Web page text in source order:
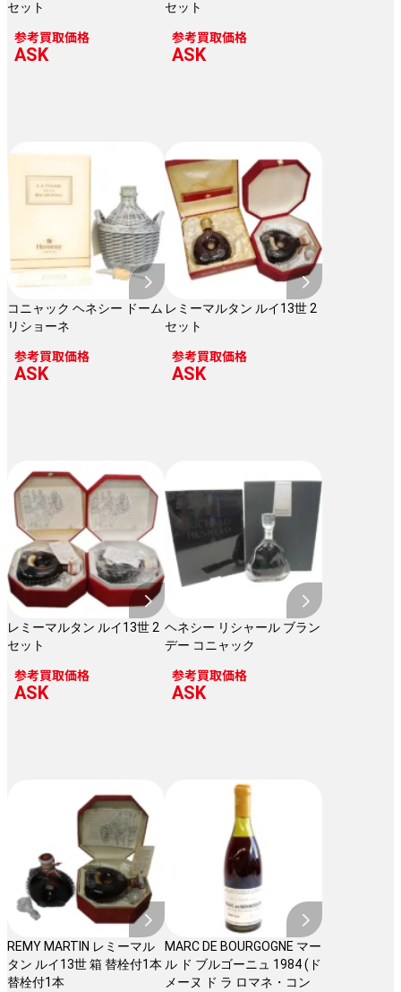
セット
参考買取価格
ASK
セット
参考買取価格
ASK
コニャック ヘネシー ドーム
リショーネ
参考買取価格
ASK
レミーマルタン ルイ13世 2
セット
参考買取価格
ASK
レミーマルタン ルイ13世 2
セット
参考買取価格
ASK
ヘネシー リシャール ブラン
デー コニャック
参考買取価格
ASK
REMY MARTIN レミーマル
タン ルイ13世 箱 替栓付1本
替栓付1本
MARC DE BOURGOGNE マー
ル ド ブルゴーニュ 1984 (ド
メーヌ ド ラ ロマネ・コン